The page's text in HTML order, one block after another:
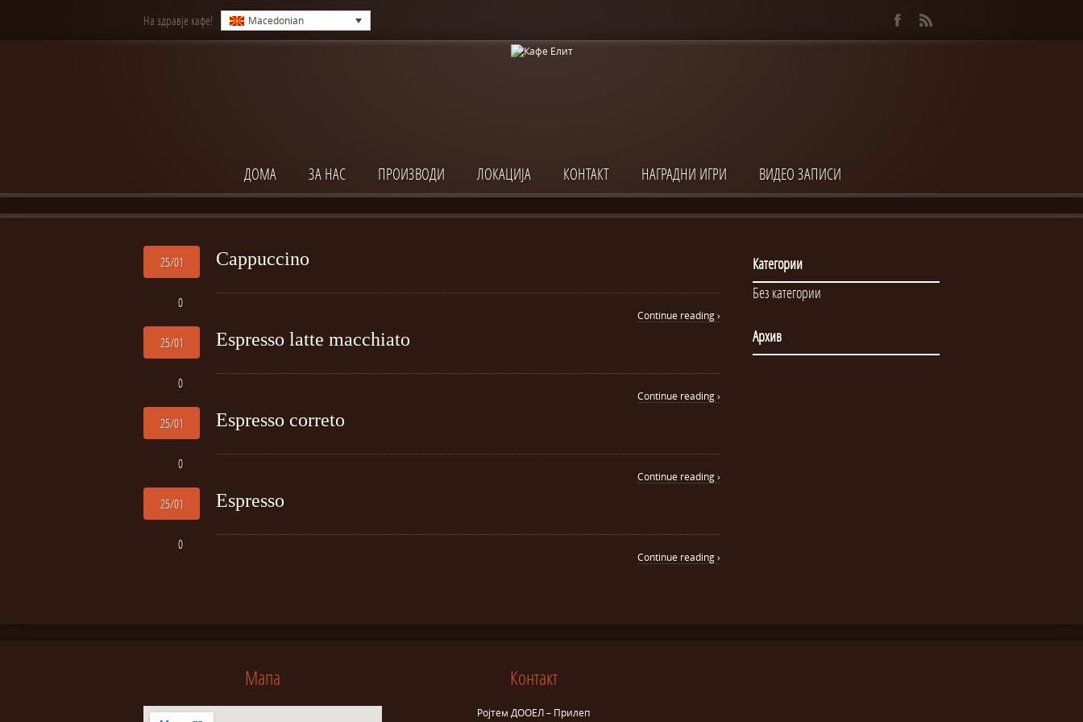
На здравје кафе! Macedonian
ДОМА ЗА НАС ПРОИЗВОДИ ЛОКАЦИЈА КОНТАКТ НАГРАДНИ ИГРИ ВИДЕО ЗАПИСИ
25/01
0
Cappuccino
Continue reading ›
25/01
0
Espresso latte macchiato
Continue reading ›
25/01
0
Espresso correto
Continue reading ›
25/01
0
Espresso
Continue reading ›
Категории
Без категории
Архив
Мапа Контакт
Ројтем ДООЕЛ – Прилеп